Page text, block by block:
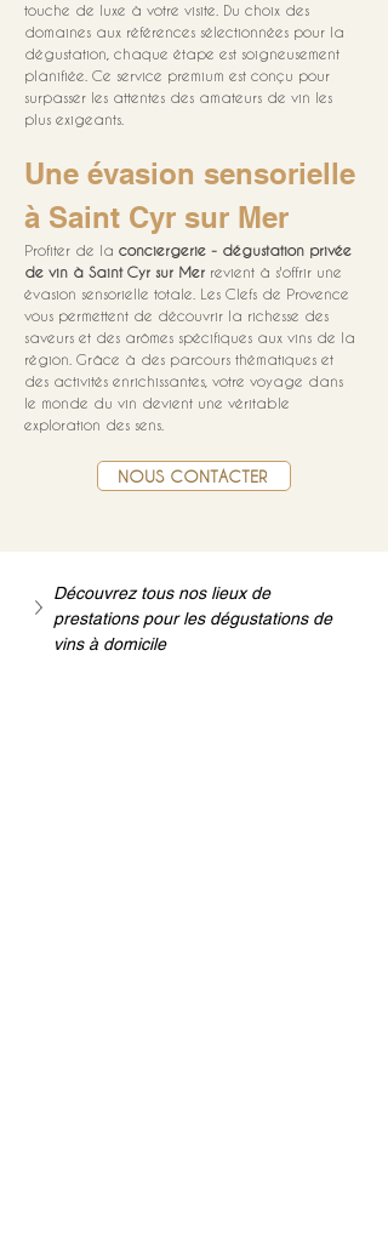
touche de luxe à votre visite. Du choix des
domaines aux références sélectionnées pour la
dégustation, chaque étape est soigneusement
planifiée. Ce service premium est conçu pour
surpasser les attentes des amateurs de vin les
plus exigeants.
Une évasion sensorielle
à Saint Cyr sur Mer
Profiter de la conciergerie - dégustation privée
de vin à Saint Cyr sur Mer revient à s'offrir une
évasion sensorielle totale. Les Clefs de Provence
vous permettent de découvrir la richesse des
saveurs et des arômes spécifiques aux vins de la
région. Grâce à des parcours thématiques et
des activités enrichissantes, votre voyage dans
le monde du vin devient une véritable
exploration des sens.
NOUS CONTACTER
Découvrez tous nos lieux de
prestations pour les dégustations de
vins à domicile